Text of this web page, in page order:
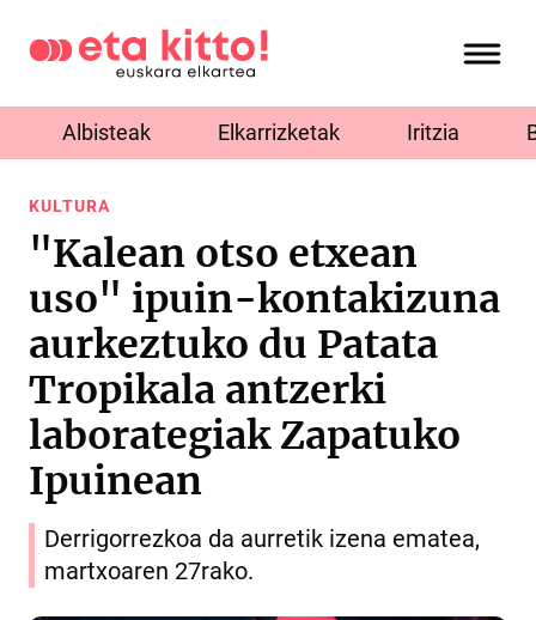
Albisteak Elkarrizketak Iritzia
KULTURA
"Kalean otso etxean
uso" ipuin-kontakizuna
aurkeztuko du Patata
Tropikala antzerki
laborategiak Zapatuko
Ipuinean
Derrigorrezkoa da aurretik izena ematea,
martxoaren 27rako.